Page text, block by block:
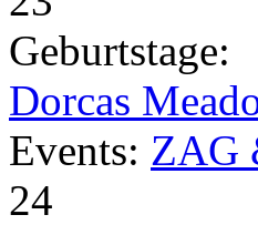
Geburtstage:
Dorcas
Events: ZAG
24